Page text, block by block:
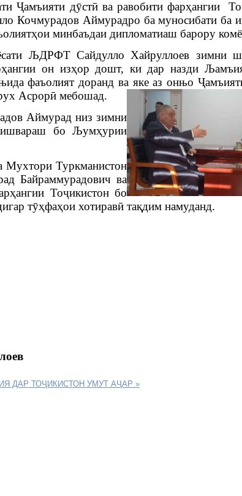
Ҷамъияти дӯстӣ ва равобити фарҳангии То
Кочмурадов Аймурадро ба муносибати ба
ҳои минбаъдаи дипломатиаш барору
Сайдулло Хайруллоев зимни
ҳангии он изҳор дошт, ки дар назди
фаъолият доранд ва яке аз онњо Ҷ
Асрорӣ мебошад.
Аймурад низ зимни
бо Љумҳурии
Мухтори Туркманистон
Байраммурадович ва
ҳангии Тоҷикистон бо
тӯҳфаҳои хотиравӣ тақдим намуданд.
ДАР ТОҶИКИСТОН УМУТ АҶАР »